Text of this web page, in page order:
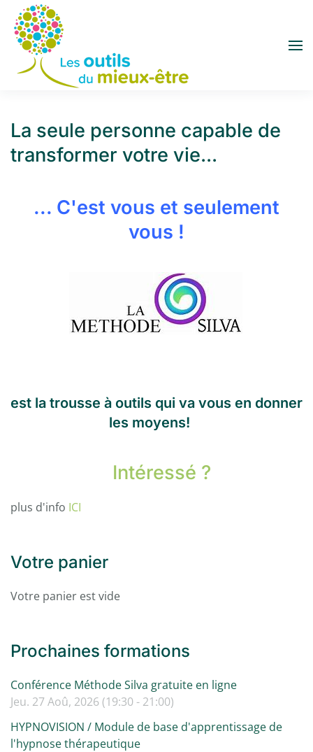
Accéder au contenu principal
La seule personne capable de
transformer votre vie...
... C'est vous et seulement
vous !
est la trousse à outils qui va vous en donner
les moyens!
Intéressé ?
plus d'info ICI
Votre panier
Votre panier est vide
Prochaines formations
Conférence Méthode Silva gratuite en ligne
Jeu. 27 Aoû, 2026 (19:30 - 21:00)
HYPNOVISION / Module de base d'apprentissage de
l'hypnose thérapeutique